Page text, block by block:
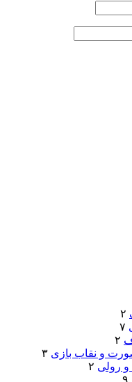
۲
۷
۲
و نقاب بازی ۳
و رولی ۲
۹